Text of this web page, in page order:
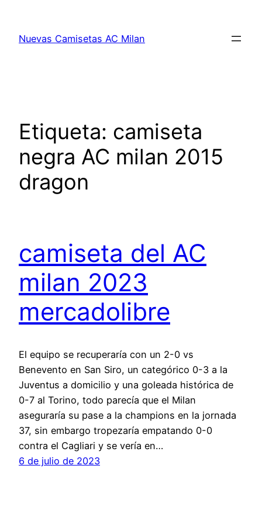
contenido
Nuevas Camisetas AC Milan
Etiqueta: camiseta
negra AC milan 2015
dragon
camiseta del AC
milan 2023
mercadolibre
El equipo se recuperaría con un 2-0 vs
Benevento en San Siro, un categórico 0-3 a la
Juventus a domicilio y una goleada histórica de
0-7 al Torino, todo parecía que el Milan
aseguraría su pase a la champions en la jornada
37, sin embargo tropezaría empatando 0-0
contra el Cagliari y se vería en…
6 de julio de 2023